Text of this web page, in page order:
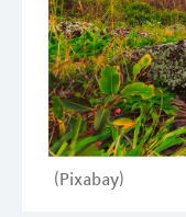
(Pixabay)